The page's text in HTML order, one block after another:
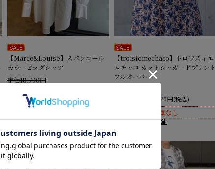
【Marco&Louise】スパンコール
カラービッグシャツ
定価18,700円
【troisiemechaco】トロワズィエ
ムチャコ カットジャガードプリント
プルオーバー
11,220円(税込)
在庫なし